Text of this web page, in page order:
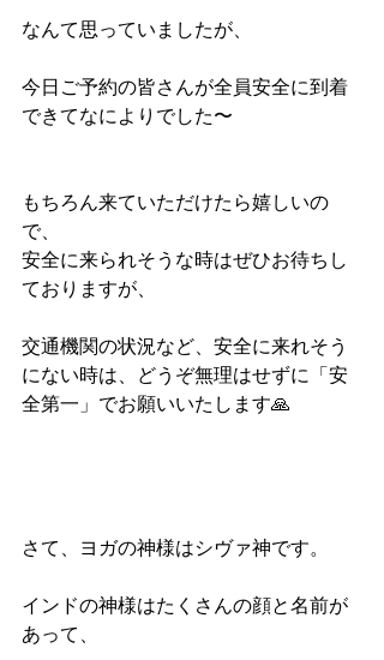
なんて思っていましたが、
今日ご予約の皆さんが全員安全に到着
できてなによりでした〜
もちろん来ていただけたら嬉しいの
で、
安全に来られそうな時はぜひお待ちし
ておりますが、
交通機関の状況など、安全に来れそう
にない時は、どうぞ無理はせずに「安
全第一」でお願いいたします🙏
さて、ヨガの神様はシヴァ神です。
インドの神様はたくさんの顔と名前が
あって、